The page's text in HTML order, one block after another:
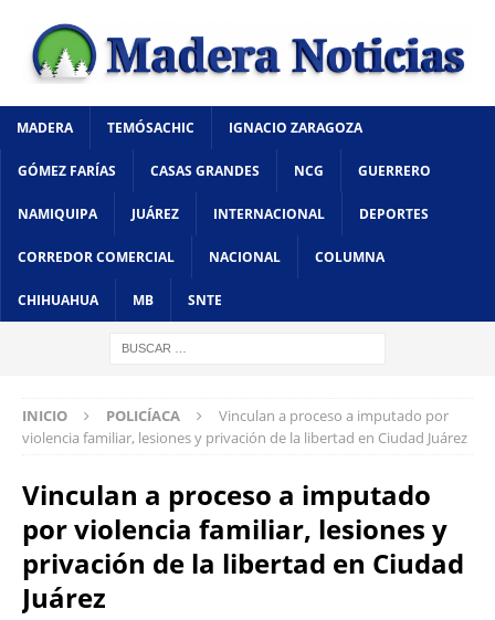
MADERA TEMÓSACHIC IGNACIO ZARAGOZA
GÓMEZ FARÍAS CASAS GRANDES NCG GUERRERO
NAMIQUIPA JUÁREZ INTERNACIONAL DEPORTES
CORREDOR COMERCIAL NACIONAL COLUMNA
CHIHUAHUA MB SNTE
INICIO POLICÍACA
Vinculan a proceso a imputado por
violencia familiar, lesiones y privación de la libertad en Ciudad Juárez
Vinculan a proceso a imputado
por violencia familiar, lesiones y
privación de la libertad en Ciudad
Juárez